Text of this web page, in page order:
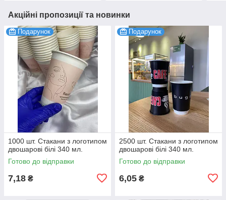
Акційні пропозиції та новинки
Подарунок
1000 шт. Стакани з логотипом
двошарові білі 340 мл.
Готово до відправки
7,18 ₴
Подарунок
2500 шт. Стакани з логотипом
двошарові білі 340 мл.
Готово до відправки
6,05 ₴